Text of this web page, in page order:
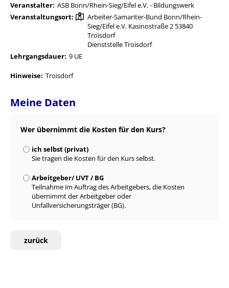
Veranstalter: ASB Bonn/Rhein-Sieg/Eifel e.V. - Bildungswerk
Veranstaltungsort:
Arbeiter-Samariter-Bund Bonn/Rhein-
Sieg/Eifel e.V. Kasinostraße 2 53840
Troisdorf
Dienststelle Troisdorf
Lehrgangsdauer: 9 UE
Hinweise: Troisdorf
Meine Daten
Wer übernimmt die Kosten für den Kurs?
ich selbst (privat)
Sie tragen die Kosten für den Kurs selbst.
Arbeitgeber/ UVT / BG
Teilnahme im Auftrag des Arbeitgebers, die Kosten
übernimmt der Arbeitgeber oder
Unfallversicherungsträger (BG).
zurück